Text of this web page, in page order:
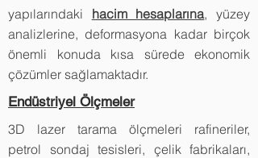
yapılarındaki hacim hesaplarına, yüzey
analizlerine, deformasyona kadar birçok
önemli konuda kısa sürede ekonomik
çözümler sağlamaktadır.
Endüstriyel Ölçmeler
3D lazer tarama ölçmeleri rafineriler,
petrol sondaj tesisleri, çelik fabrikaları,